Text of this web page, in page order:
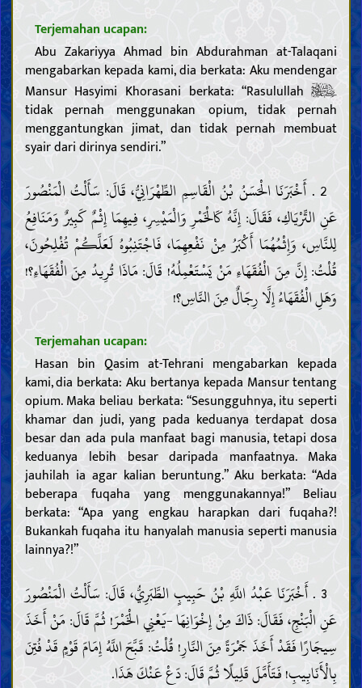
Terjemahan ucapan:
Abu Zakariyya Ahmad bin Abdurahman at-Talaqani
mengabarkan kepada kami, dia berkata: Aku mendengar
Mansur Hasyimi Khorasani berkata: “Rasulullah
tidak pernah menggunakan opium, tidak pernah
menggantungkan jimat, dan tidak pernah membuat
syair dari dirinya sendiri.”
2 . أَخْبَرَنَا الْحَسَنُ بْنُ الْقَاسِمِ الطِّهْرَانِيُّ، قَالَ: سَأَلْتُ الْمَنْصُورَ
عَنِ التِّرْيَاكِ، فَقَالَ: إِنَّهُ كَالْخَمْرِ وَالْمَيْسِرِ، فِيهِمَا إِثْمٌ كَبِيرٌ وَمَنَافِعُ
لِلنَّاسِ، وَإِثْمُهُمَا أَكْبَرُ مِنْ نَفْعِهِمَا، فَاجْتَنِبُوهُ لَعَلَّكُمْ تُفْلِحُونَ،
قُلْتُ: إِنَّ مِنَ الْفُقَهَاءِ مَنْ يَسْتَعْمِلُهُ! قَالَ: مَاذَا تُرِيدُ مِنَ الْفُقَهَاءِ؟!
وَهَلِ الْفُقَهَاءُ إِلَّا رِجَالٌ مِنَ النَّاسِ؟!
Terjemahan ucapan:
Hasan bin Qasim at-Tehrani mengabarkan kepada
kami, dia berkata: Aku bertanya kepada Mansur tentang
opium. Maka beliau berkata: “Sesungguhnya, itu seperti
khamar dan judi, yang pada keduanya terdapat dosa
besar dan ada pula manfaat bagi manusia, tetapi dosa
keduanya lebih besar daripada manfaatnya. Maka
jauhilah ia agar kalian beruntung.” Aku berkata: “Ada
beberapa fuqaha yang menggunakannya!” Beliau
berkata: “Apa yang engkau harapkan dari fuqaha?!
Bukankah fuqaha itu hanyalah manusia seperti manusia
lainnya?!”
3 . أَخْبَرَنَا عَبْدُ اللَّهِ بْنُ حَبِيبٍ الطَّبَرِيُّ، قَالَ: سَأَلْتُ الْمَنْصُورَ
عَنِ الْبَنْجِ، فَقَالَ: ذَاكَ مِنْ إِخْوَانِهَا -يَعْنِي الْخَمْرَ! ثُمَّ قَالَ: مَنْ أَخَذَ
سِيجَارًا فَقَدْ أَخَذَ جَمْرَةً مِنَ النَّارِ! قُلْتُ: قَبَّحَ اللَّهُ إِمَامَ قَوْمٍ قَدْ فُتِنَ
بِالْأَنَابِيبِ! فَتَأَمَّلَ قَلِيلًا ثُمَّ قَالَ: دَعْ عَنْكَ هَذَا.